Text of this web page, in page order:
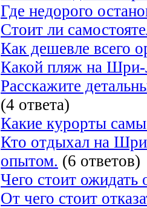
Где недорого
Стоит ли
Как дешевле всего
Какой пляж на Шри-
Расскажите
(4 ответа)
Какие курорты
Кто отдыхал на
опытом. (6 ответов)
Чего стоит
От чего стоит